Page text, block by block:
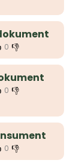
0 👎
0 👎
0 👎